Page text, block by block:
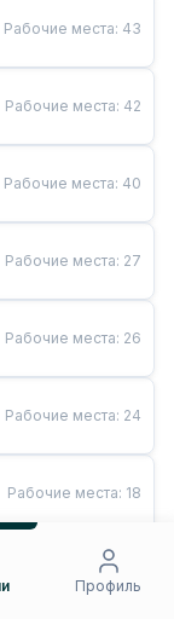
Рабочие места: 43
Рабочие места: 42
Рабочие места: 40
Рабочие места: 27
Рабочие места: 26
Рабочие места: 24
Рабочие места: 18
Рабочие места
Профиль